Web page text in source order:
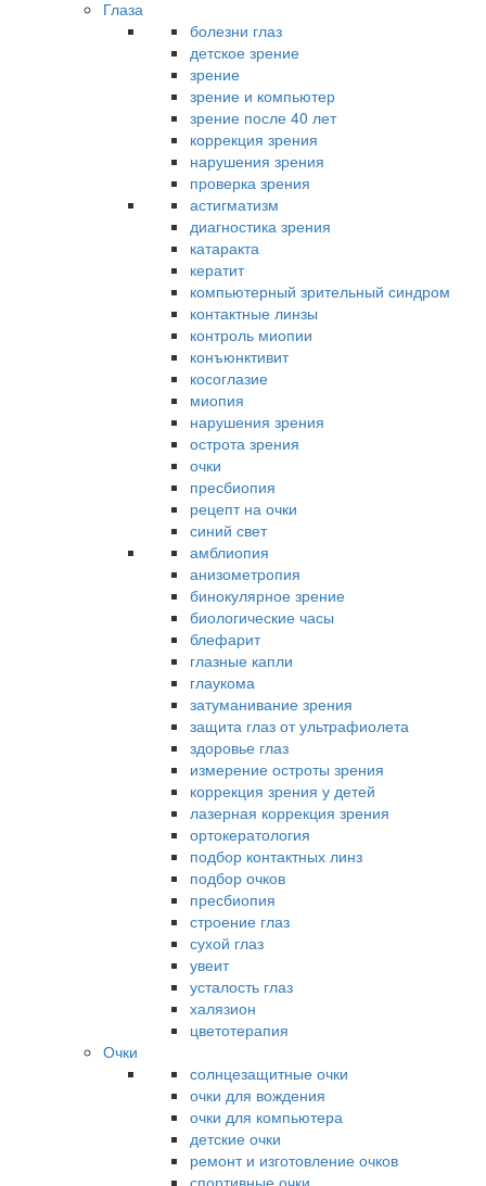
Глаза
болезни глаз
детское зрение
зрение
зрение и компьютер
зрение после 40 лет
коррекция зрения
нарушения зрения
проверка зрения
астигматизм
диагностика зрения
катаракта
кератит
компьютерный зрительный синдром
контактные линзы
контроль миопии
конъюнктивит
косоглазие
миопия
нарушения зрения
острота зрения
очки
пресбиопия
рецепт на очки
синий свет
амблиопия
анизометропия
бинокулярное зрение
биологические часы
блефарит
глазные капли
глаукома
затуманивание зрения
защита глаз от ультрафиолета
здоровье глаз
измерение остроты зрения
коррекция зрения у детей
лазерная коррекция зрения
ортокератология
подбор контактных линз
подбор очков
пресбиопия
строение глаз
сухой глаз
увеит
усталость глаз
халязион
цветотерапия
Очки
солнцезащитные очки
очки для вождения
очки для компьютера
детские очки
ремонт и изготовление очков